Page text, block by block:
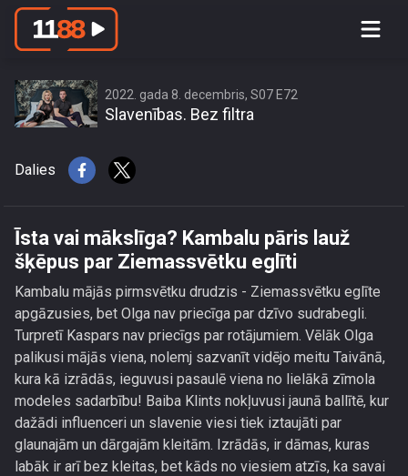
Īsta vai mākslīga? Kambalu pāris lauž
2022. gada 8. decembris, S07 E72
Slavenības. Bez filtra
Dalies
Īsta vai mākslīga? Kambalu pāris lauž
šķēpus par Ziemassvētku eglīti
Kambalu mājās pirmsvētku drudzis - Ziemassvētku eglīte
apgāzusies, bet Olga nav priecīga par dzīvo sudrabegli.
Turpretī Kaspars nav priecīgs par rotājumiem. Vēlāk Olga
palikusi mājās viena, nolemj sazvanīt vidējo meitu Taivānā,
kura kā izrādās, ieguvusi pasaulē viena no lielākā zīmola
modeles sadarbību! Baiba Klints nokļuvusi jaunā ballītē, kur
dažādi influenceri un slavenie viesi tiek iztaujāti par
glaunajām un dārgajām kleitām. Izrādās, ir dāmas, kuras
labāk ir arī bez kleitas, bet kāds no viesiem atzīs, ka savai